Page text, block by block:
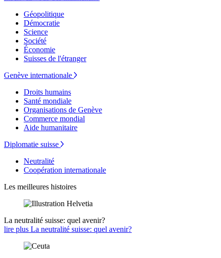
Géopolitique
Démocratie
Science
Société
Économie
Suisses de l'étranger
Genève internationale
Droits humains
Santé mondiale
Organisations de Genève
Commerce mondial
Aide humanitaire
Diplomatie suisse
Neutralité
Coopération internationale
Les meilleures histoires
La neutralité suisse: quel avenir?
lire plus La neutralité suisse: quel avenir?